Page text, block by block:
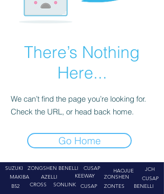
There’s Nothing
Here...
We can’t find the page you’re looking for.
Check the URL, or head back home.
Go Home
SUZUKI
ZONGSHEN
MAKIBA
AZELLI
BENELLI
CUSAP
KEEWAY
B52
CROSS SONLINK CUSAP
HAOJUE
JCH
ZONSHEN
ZONTES
CUSAP
BENELLI